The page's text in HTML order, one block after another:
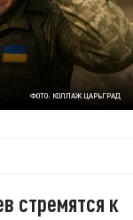
ФОТО: КОЛЛАЖ ЦАРЬГРАД
стремятся к